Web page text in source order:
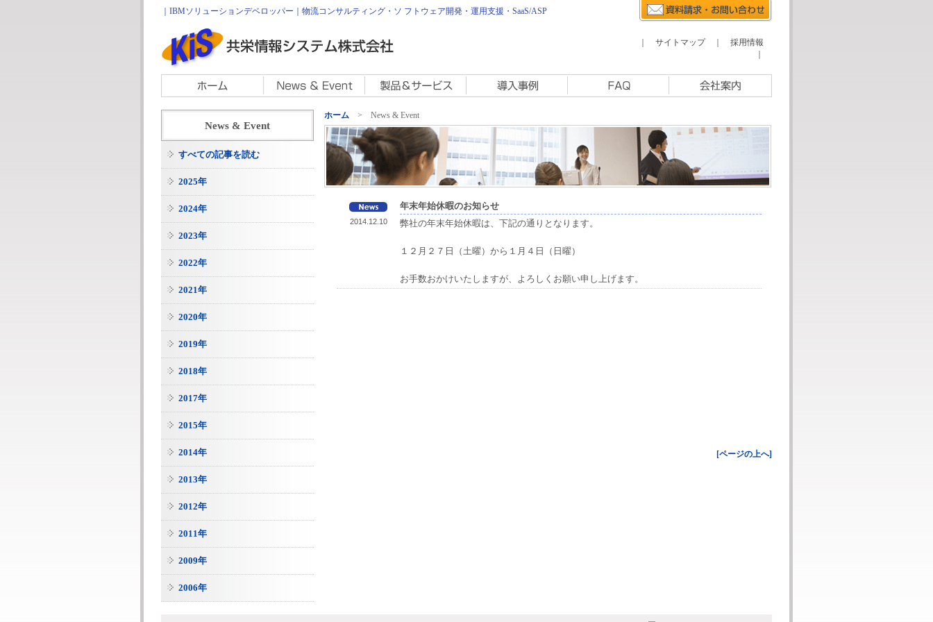
｜IBMソリューションデベロッパー｜物流コンサルティング・ソ フトウェア開発・運用支援・SaaS/ASP
サイトマップ｜ 採用情報
News & Event
すべての記事を読む
2025年
2024年
2023年
2022年
2021年
2020年
2019年
2018年
2017年
2015年
2014年
2013年
2012年
2011年
2009年
2006年
ホーム > News & Event
年末年始休暇のお知らせ
2014.12.10 弊社の年末年始休暇は、下記の通りとなります。
１２月２７日（土曜）から１月４日（日曜）
お手数おかけいたしますが、よろしくお願い申し上げます。
[ページの上へ]